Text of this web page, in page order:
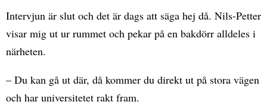
Intervjun är slut och det är dags att säga hej då. Nils-Petter
visar mig ut ur rummet och pekar på en bakdörr alldeles i
närheten.
– Du kan gå ut där, då kommer du direkt ut på stora vägen
och har universitetet rakt fram.